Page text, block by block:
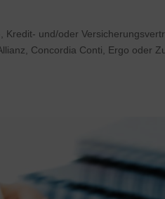
Kredit- und/oder
Concordia Conti, Ergo oder